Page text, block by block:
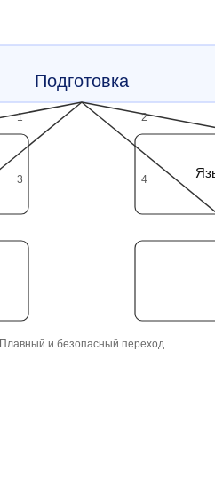
Подготовка
1 2
3 4
Плавный и безопасный переход